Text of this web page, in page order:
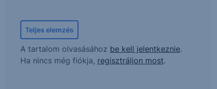
Teljes elemzés
A tartalom olvasásához be kell jelentkeznie.
Ha nincs még fiókja, regisztráljon most.